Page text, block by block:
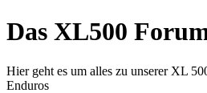
Das XL500
Hier geht es um alles zu unserer XL
Enduros